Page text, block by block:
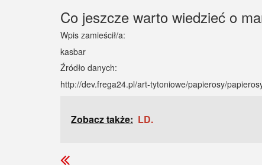
Co jeszcze warto wiedzieć o
Wpis zamieścił/a:
kasbar
Źródło danych:
http://dev.frega24.pl/art-tytoniowe/papierosy/
Zobacz także: LD.